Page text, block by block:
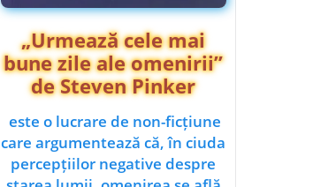
„Urmează cele mai
bune zile ale omenirii”
de Steven Pinker
este o lucrare de non-ficțiune
care argumentează că, în ciuda
percepțiilor negative despre